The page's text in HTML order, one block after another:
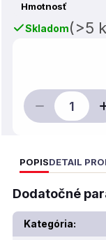
Hmotnosť
Skladom(>5
POPISDETAIL
Dodatočné
Kategória: